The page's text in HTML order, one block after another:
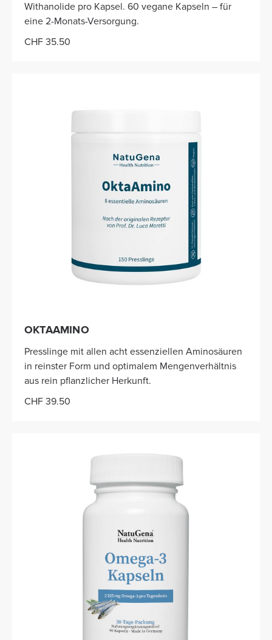
Withanolide pro Kapsel. 60 vegane Kapseln – für
eine 2-Monats-Versorgung.​
CHF 35.50
OKTAAMINO
Presslinge mit allen acht essenziellen Aminosäuren
in reinster Form und optimalem Mengenverhältnis
aus rein pflanzlicher Herkunft.
CHF 39.50